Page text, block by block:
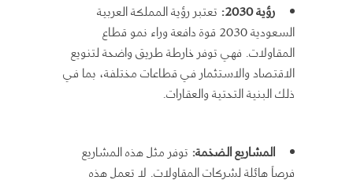
رؤية 2030:
تعتبر رؤية المملكة العربية
السعودية 2030 قوة دافعة وراء نمو قطاع
المقاولات. فهي توفر خارطة طريق واضحة لتنويع
الاقتصاد والاستثمار في قطاعات مختلفة، بما في
ذلك البنية التحتية والعقارات.
المشاريع الضخمة: توفر مثل هذه المشاريع
فرصاً هائلة لشركات المقاولات. لا تعمل هذه